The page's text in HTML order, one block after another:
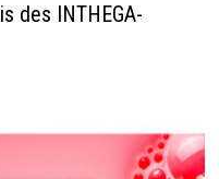
des INTHEGA-